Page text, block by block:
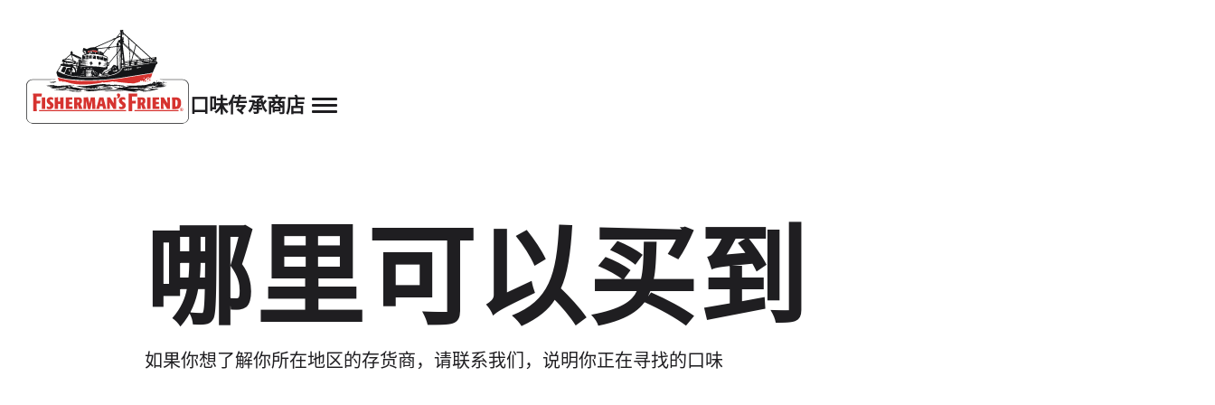
口味传承商店
哪里可以买到
如果你想了解你所在地区的存货商，请联系我们，说明你正在寻找的口味